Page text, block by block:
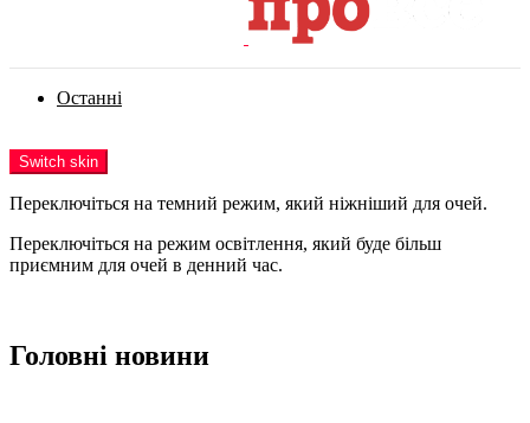
Останні
Switch skin
Переключіться на темний режим, який ніжніший для очей.
Переключіться на режим освітлення, який буде більш
приємним для очей в денний час.
Головні новини